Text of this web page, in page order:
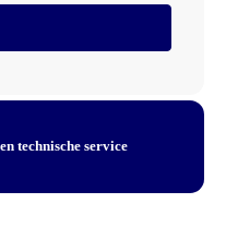
technische service